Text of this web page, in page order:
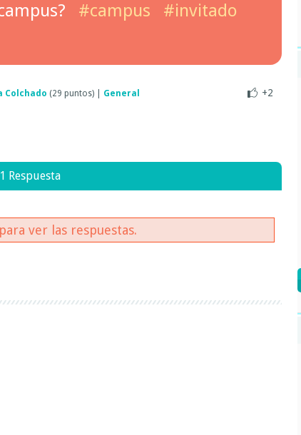
#campus
#invitado
+2
Colchado (29 puntos) General
1 Respuesta
para ver las respuestas.